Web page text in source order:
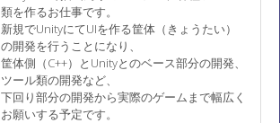
類を作るお仕事です。
新規でUnityにてUIを作る筐体（きょうたい）
の開発を行うことになり、
筐体側（C++）とUnityとのベース部分の開発、
ツール類の開発など、
下回り部分の開発から実際のゲームまで幅広く
お願いする予定です。